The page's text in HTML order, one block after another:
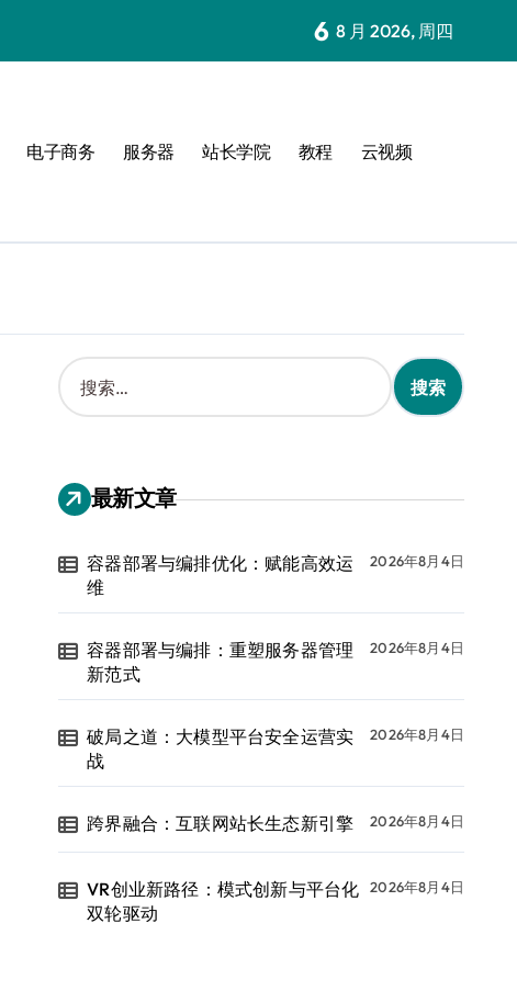
6 8 月 2026, 周四
电子商务 服务器 站长学院 教程 云视频
搜
索
：
最新文章
容器部署与编排优化：赋能高效运
维
2026年8月4日
容器部署与编排：重塑服务器管理
新范式
2026年8月4日
破局之道：大模型平台安全运营实
战
2026年8月4日
跨界融合：互联网站长生态新引擎 2026年8月4日
VR创业新路径：模式创新与平台化
双轮驱动
2026年8月4日